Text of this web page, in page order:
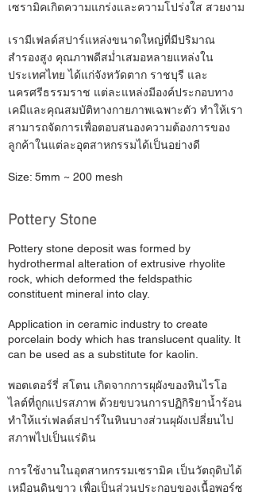
Pottery stone deposit was formed by
hydrothermal alteration of extrusive rhyolite
rock, which deformed the feldspathic
constituent mineral into clay.
Application in ceramic industry to create
porcelain body which has translucent quality. It
can be used as a substitute for kaolin.
พอตเตอร์รี่ สโตน เกิดจากการผุผังของหินไรโอ
ไลต์ที่ถูกแปรสภาพ ด้วยขบวนการปฏิกิริยาน้ำร้อน
ทำให้แร่เฟลด์สปาร์ในหินบางส่วนผุผังเปลี่ยนไป
สภาพไปเป็นแร่ดิน
การใช้งานในอุตสาหกรรมเซรามิค เป็นวัตถุดิบได้
เหมือนดินขาว เพื่อเป็นส่วนประกอบของเนื้อพอร์ซ
เซรามิคเกิดความแกร่งและความโปร่งใส สวยงาม
เรามีเฟลด์สปาร์แหล่งขนาดใหญ่ที่มีปริมาณ
สำรองสูง คุณภาพดีสม่ำเสมอหลายแหล่งใน
ประเทศไทย ได้แก่จังหวัดตาก ราชบุรี และ
นครศรีธรรมราช แต่ละแหล่งมีองค์ประกอบทาง
เคมีและคุณสมบัติทางกายภาพเฉพาะตัว ทำให้เรา
สามารถจัดการเพื่อตอบสนองความต้องการของ
ลูกค้าในแต่ละอุตสาหกรรมได้เป็นอย่างดี
Size: 5mm ~ 200 mesh
Pottery Stone